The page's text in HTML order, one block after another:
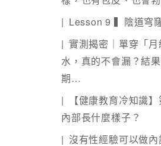
Lesson 9 ▍陰道穹
實測揭密｜單穿「
水，真的不會漏？結
期…
【健康教育冷知識
內部長什麼樣子？
沒有性經驗可以做內